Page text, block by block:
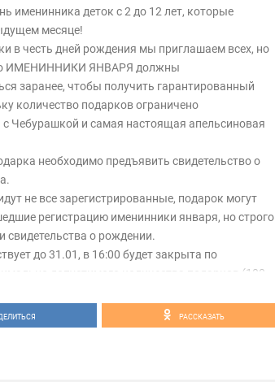
именинника деток с 2 до 12 лет, которые
месяце!
в честь дней рождения мы приглашаем всех, но
ИМЕНИННИКИ ЯНВАРЯ должны
заранее, чтобы получить гарантированный
количество подарков ограничено
с Чебурашкой и самая настоящая апельсиновая
необходимо предъявить свидетельство о
не все зарегистрированные, подарок могут
регистрацию именинники января, но строго
свидетельства о рождении.
до 31.01, в 16:00 будет закрыта по
допустимого количества подарков (100
#события_Акварель
РАССКАЗАТЬ